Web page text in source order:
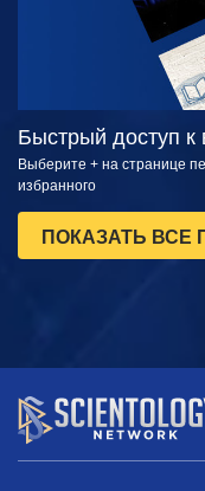
Быстрый доступ
Выберите + на странице
избранного
ПОКАЗАТЬ ВСЕ